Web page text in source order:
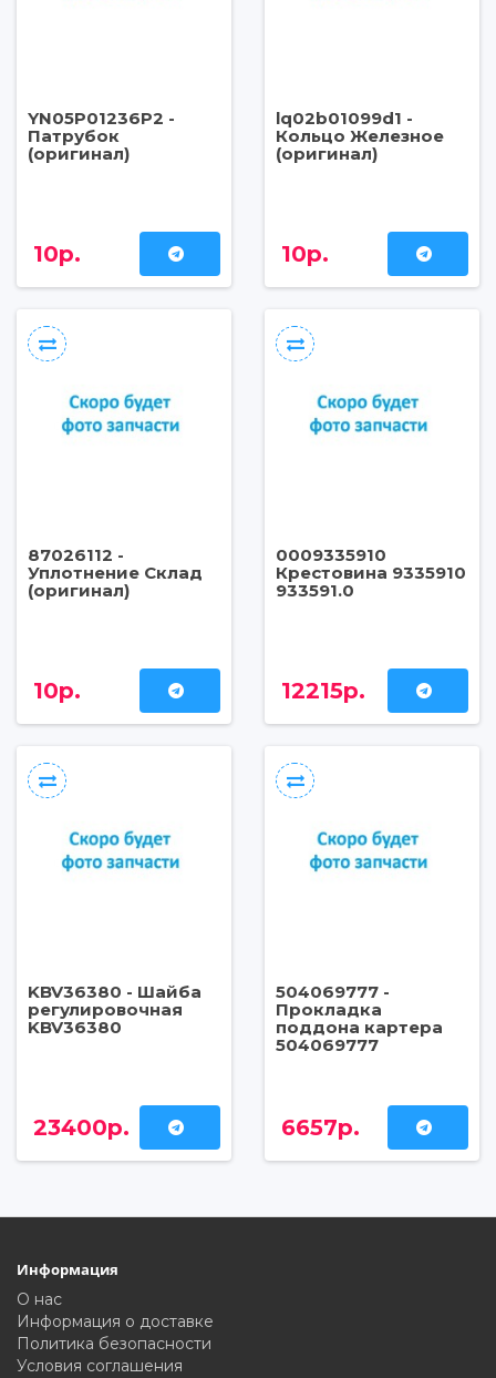
YN05P01236P2 -
Патрубок
(оригинал)
10р.
lq02b01099d1 -
Кольцо Железное
(оригинал)
10р.
87026112 -
Уплотнение Склад
(оригинал)
10р.
0009335910
Крестовина 9335910
933591.0
12215р.
KBV36380 - Шайба
регулировочная
KBV36380
23400р.
504069777 -
Прокладка
поддона картера
504069777
6657р.
Информация
О нас
Информация о доставке
Политика безопасности
Условия соглашения